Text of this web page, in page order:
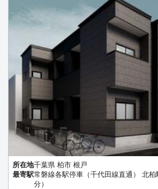
所在地千葉県 柏市 根戸
最寄駅常磐線各駅停車（千代田線直通） 北
分）